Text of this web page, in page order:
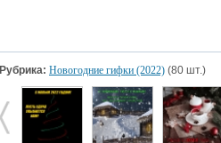
Рубрика: Новогодние гифки (2022) (80 шт.)